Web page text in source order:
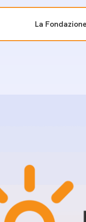
La Fondazione
Stampa
Press tour